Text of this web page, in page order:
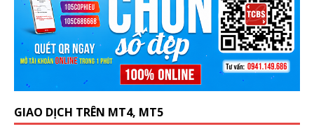
GIAO DỊCH TRÊN MT4, MT5